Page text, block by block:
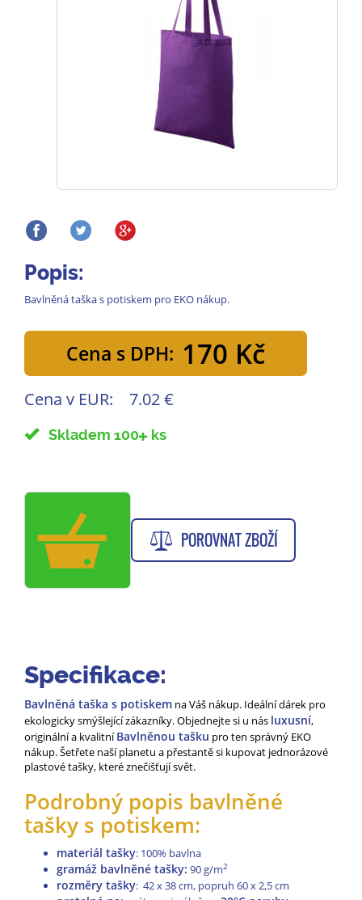
Popis:
Bavlněná taška s potiskem pro EKO nákup.
Cena s DPH: 170 Kč
Cena v EUR: 7.02 €
Skladem 100 ks
POROVNAT ZBOŽÍ
Specifikace:
Bavlněná taška s potiskem na Váš nákup. Ideální dárek pro
ekologicky smýšlející zákazníky. Objednejte si u nás luxusní,
originální a kvalitníBavlněnou tašku pro ten správný EKO
nákup. Šetřete naší planetu a přestantě si kupovat jednorázové
plastové tašky, které znečišťují svět.
Podrobný popis bavlněné
tašky s potiskem:
materiál tašky: 100% bavlna
gramáž bavlněné tašky: 90 g/m2
rozměry tašky: 42 x 38 cm, popruh 60 x 2,5 cm